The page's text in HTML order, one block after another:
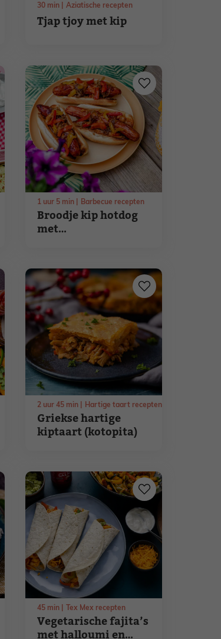
Tjap tjoy met kip
30 min Aziatische recepten
Broodje kip hotdog
met
mosterdketchup
1 uur 5 min Barbecue recepten
Griekse hartige
kiptaart (kotopita)
2 uur 45 min Hartige taart recepten
Vegetarische fajita’s
met halloumi en
45 min Tex Mex recepten